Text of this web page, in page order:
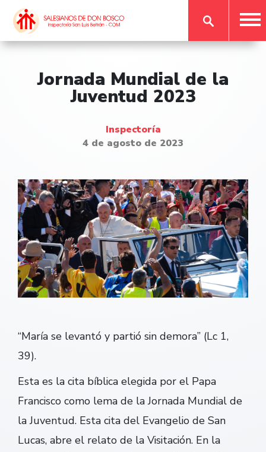
Jornada Mundial de la
Juventud 2023
Inspectoría
4 de agosto de 2023
“María se levantó y partió sin demora” (Lc 1,
39).
Esta es la cita bíblica elegida por el Papa
Francisco como lema de la Jornada Mundial de
la Juventud. Esta cita del Evangelio de San
Lucas, abre el relato de la Visitación. En la